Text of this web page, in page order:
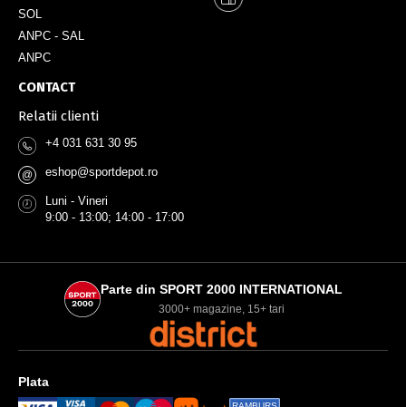
SOL
ANPC - SAL
ANPC
CONTACT
Relatii clienti
+4 031 631 30 95
@ eshop@sportdepot.ro
Luni - Vineri
9:00 - 13:00; 14:00 - 17:00
Parte din SPORT 2000 INTERNATIONAL
3000+ magazine, 15+ tari
Plata